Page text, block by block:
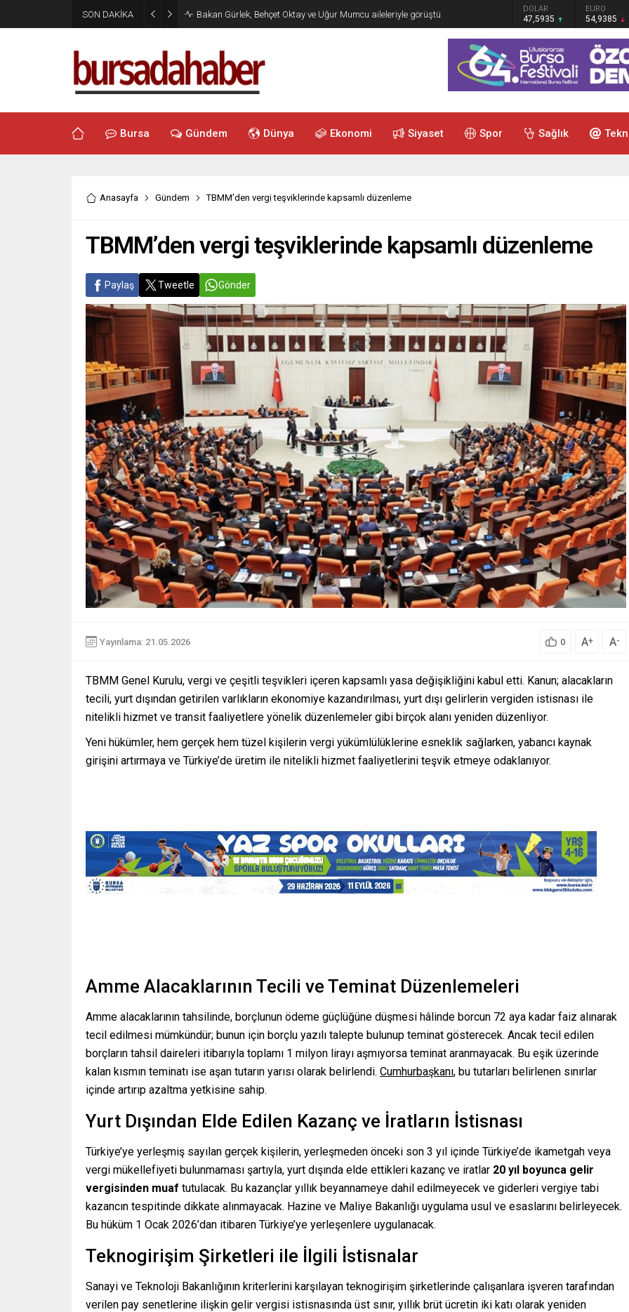
SON DAKİKA Bakan Gürlek, Behçet Oktay ve Uğur Mumcu aileleriyle görüştü DOLAR
47,5935
EURO
54,9385
Bursa Gündem Dünya Ekonomi Siyaset Spor Sağlık
Anasayfa Gündem TBMM’den vergi teşviklerinde kapsamlı düzenleme
TBMM’den vergi teşviklerinde kapsamlı düzenleme
Paylaş Tweetle Gönder
Yayınlama: 21.05.2026 0 A+ A-
TBMM Genel Kurulu, vergi ve çeşitli teşvikleri içeren kapsamlı yasa değişikliğini kabul etti. Kanun; alacakların
tecili, yurt dışından getirilen varlıkların ekonomiye kazandırılması, yurt dışı gelirlerin vergiden istisnası ile
nitelikli hizmet ve transit faaliyetlere yönelik düzenlemeler gibi birçok alanı yeniden düzenliyor.
Yeni hükümler, hem gerçek hem tüzel kişilerin vergi yükümlülüklerine esneklik sağlarken, yabancı kaynak
girişini artırmaya ve Türkiye’de üretim ile nitelikli hizmet faaliyetlerini teşvik etmeye odaklanıyor.
Amme Alacaklarının Tecili ve Teminat Düzenlemeleri
Amme alacaklarının tahsilinde, borçlunun ödeme güçlüğüne düşmesi hâlinde borcun 72 aya kadar faiz alınarak
tecil edilmesi mümkündür; bunun için borçlu yazılı talepte bulunup teminat gösterecek. Ancak tecil edilen
borçların tahsil daireleri itibarıyla toplamı 1 milyon lirayı aşmıyorsa teminat aranmayacak. Bu eşik üzerinde
kalan kısmın teminatı ise aşan tutarın yarısı olarak belirlendi. Cumhurbaşkanı, bu tutarları belirlenen sınırlar
içinde artırıp azaltma yetkisine sahip.
Yurt Dışından Elde Edilen Kazanç ve İratların İstisnası
Türkiye’ye yerleşmiş sayılan gerçek kişilerin, yerleşmeden önceki son 3 yıl içinde Türkiye’de ikametgah veya
vergi mükellefiyeti bulunmaması şartıyla, yurt dışında elde ettikleri kazanç ve iratlar 20 yıl boyunca gelir
vergisinden muaf tutulacak. Bu kazançlar yıllık beyannameye dahil edilmeyecek ve giderleri vergiye tabi
kazancın tespitinde dikkate alınmayacak. Hazine ve Maliye Bakanlığı uygulama usul ve esaslarını belirleyecek.
Bu hüküm 1 Ocak 2026’dan itibaren Türkiye’ye yerleşenlere uygulanacak.
Teknogirişim Şirketleri ile İlgili İstisnalar
Sanayi ve Teknoloji Bakanlığının kriterlerini karşılayan teknogirişim şirketlerinde çalışanlara işveren tarafından
verilen pay senetlerine ilişkin gelir vergisi istisnasında üst sınır, yıllık brüt ücretin iki katı olarak yeniden